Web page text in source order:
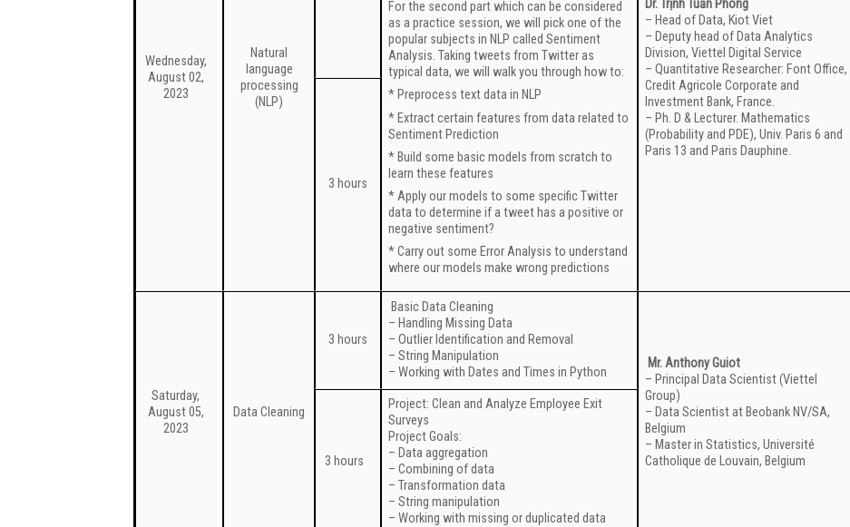
Wednesday,
August 02,
2023
Natural
language
processing
(NLP)
For the second part which can be considered
as a practice session, we will pick one of the
popular subjects in NLP called Sentiment
Analysis. Taking tweets from Twitter as
typical data, we will walk you through how to:
* Preprocess text data in NLP
* Extract certain features from data related to
Sentiment Prediction
* Build some basic models from scratch to
learn these features
* Apply our models to some specific Twitter
data to determine if a tweet has a positive or
negative sentiment?
* Carry out some Error Analysis to understand
where our models make wrong predictions
Dr. Trịnh Tuấn Phong
– Head of Data, Kiot Viet
– Deputy head of Data Analytics
Division, Viettel Digital Service
– Quantitative Researcher: Font Office,
Credit Agricole Corporate and
Investment Bank, France.
– Ph. D & Lecturer. Mathematics
(Probability and PDE), Univ. Paris 6 and
Paris 13 and Paris Dauphine.
3 hours
Saturday,
August 05,
2023
Data Cleaning
3 hours
Basic Data Cleaning
– Handling Missing Data
– Outlier Identification and Removal
– String Manipulation
– Working with Dates and Times in Python
Mr. Anthony Guiot
– Principal Data Scientist (Viettel
Group)
– Data Scientist at Beobank NV/SA,
Belgium
– Master in Statistics, Université
Catholique de Louvain, Belgium
3 hours
Project: Clean and Analyze Employee Exit
Surveys
Project Goals:
– Data aggregation
– Combining of data
– Transformation data
– String manipulation
– Working with missing or duplicated data